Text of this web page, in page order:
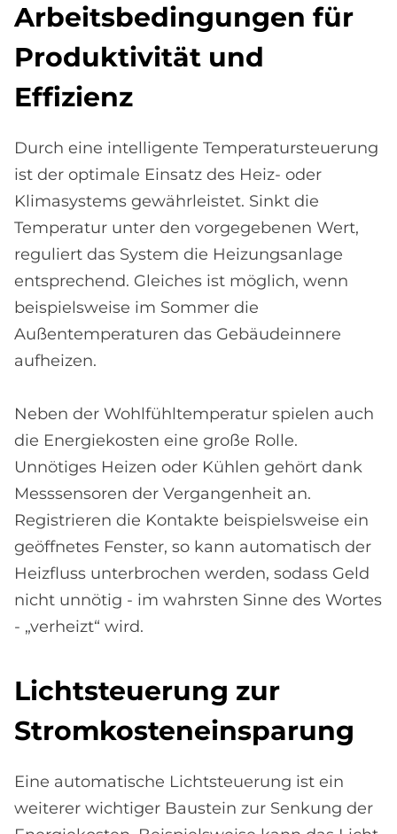
Ar­beits­be­din­gun­gen für
Pro­duk­ti­vi­tät und
Ef­fi­zi­enz
Durch eine intelligente Temperatursteuerung
ist der optimale Einsatz des Heiz- oder
Klimasystems gewährleistet. Sinkt die
Temperatur unter den vorgegebenen Wert,
reguliert das System die Heizungsanlage
entsprechend. Gleiches ist möglich, wenn
beispielsweise im Sommer die
Außentemperaturen das Gebäudeinnere
aufheizen.
Neben der Wohlfühltemperatur spielen auch
die Energiekosten eine große Rolle.
Unnötiges Heizen oder Kühlen gehört dank
Messsensoren der Vergangenheit an.
Registrieren die Kontakte beispielsweise ein
geöffnetes Fenster, so kann automatisch der
Heizfluss unterbrochen werden, sodass Geld
nicht unnötig - im wahrsten Sinne des Wortes
- „verheizt“ wird.
Licht­steue­rung zur
Strom­ko­sten­ein­spa­rung
Eine automatische Lichtsteuerung ist ein
weiterer wichtiger Baustein zur Senkung der